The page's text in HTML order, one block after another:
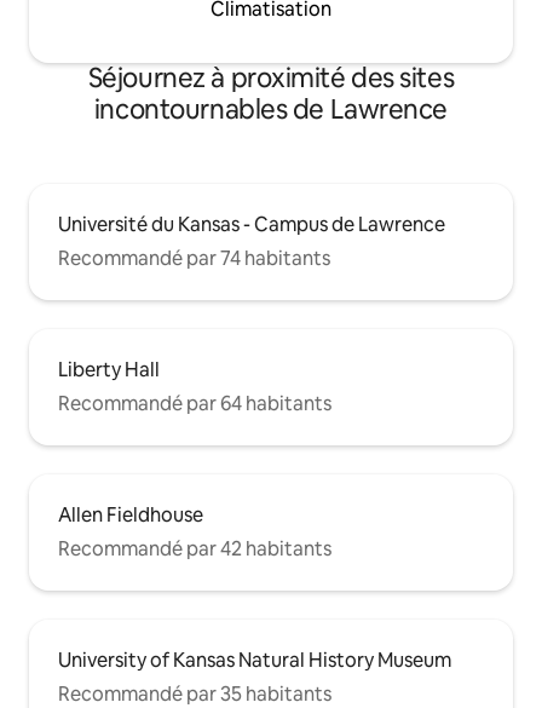
Climatisation
Séjournez à proximité des sites
incontournables de Lawrence
Université du Kansas - Campus de Lawrence
Recommandé par 74 habitants
Liberty Hall
Recommandé par 64 habitants
Allen Fieldhouse
Recommandé par 42 habitants
University of Kansas Natural History Museum
Recommandé par 35 habitants